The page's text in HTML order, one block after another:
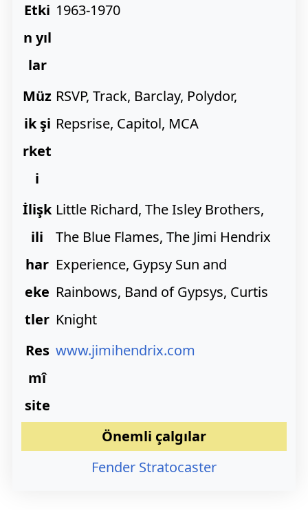
Etki
n yıl
lar
1963-1970
Müz
ik şi
rket
i
RSVP, Track, Barclay, Polydor,
Repsrise, Capitol, MCA
İlişk
ili
har
eke
tler
Little Richard, The Isley Brothers,
The Blue Flames, The Jimi Hendrix
Experience, Gypsy Sun and
Rainbows, Band of Gypsys, Curtis
Knight
Res
mî
site
www.jimihendrix.com
Önemli çalgılar
Fender Stratocaster